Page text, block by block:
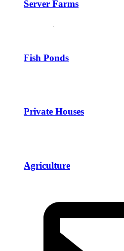
Server Farms
Fish Ponds
Private Houses
Agriculture